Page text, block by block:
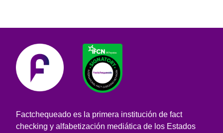
Factchequeado es la primera institución de fact
checking y alfabetización mediática de los Estados